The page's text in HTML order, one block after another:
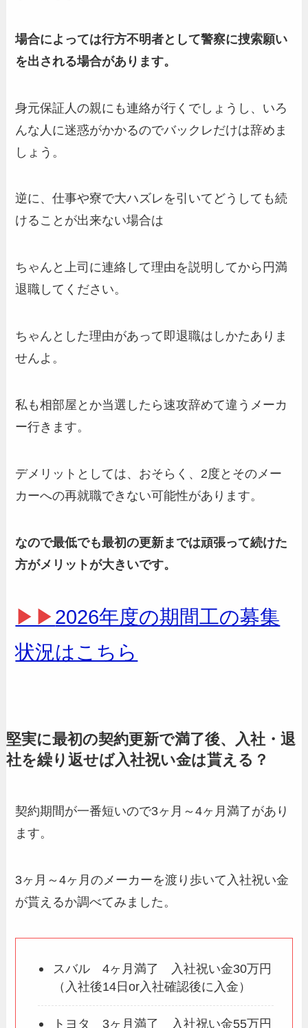
場合によっては行方不明者として警察に捜索願い
を出される場合があります。
身元保証人の親にも連絡が行くでしょうし、いろ
んな人に迷惑がかかるのでバックレだけは辞めま
しょう。
逆に、仕事や寮で大ハズレを引いてどうしても続
けることが出来ない場合は
ちゃんと上司に連絡して理由を説明してから円満
退職してください。
ちゃんとした理由があって即退職はしかたありま
せんよ。
私も相部屋とか当選したら速攻辞めて違うメーカ
ー行きます。
デメリットとしては、おそらく、2度とそのメー
カーへの再就職できない可能性があります。
なので最低でも最初の更新までは頑張って続けた
方がメリットが大きいです。
▶▶2026年度の期間工の募集
状況はこちら
堅実に最初の契約更新で満了後、入社・退
社を繰り返せば入社祝い金は貰える？
契約期間が一番短いので3ヶ月～4ヶ月満了があり
ます。
3ヶ月～4ヶ月のメーカーを渡り歩いて入社祝い金
が貰えるか調べてみました。
スバル 4ヶ月満了 入社祝い金30万円
（入社後14日or入社確認後に入金）
トヨタ 3ヶ月満了 入社祝い金55万円